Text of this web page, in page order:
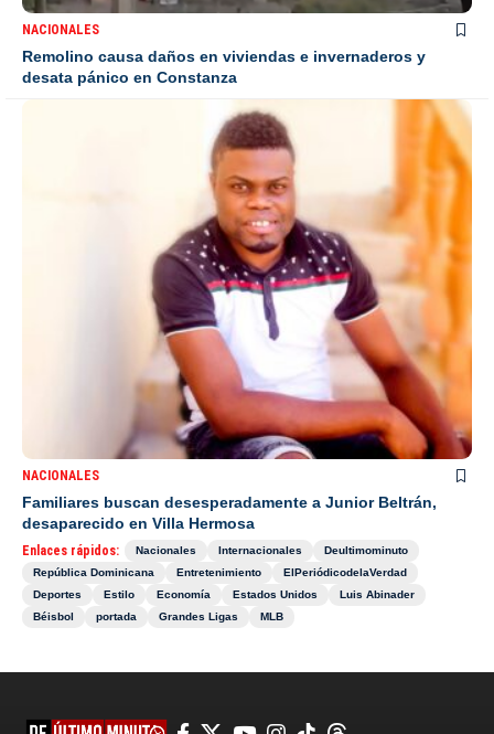
NACIONALES
Remolino causa daños en viviendas e invernaderos y
desata pánico en Constanza
NACIONALES
Familiares buscan desesperadamente a Junior Beltrán,
desaparecido en Villa Hermosa
Enlaces rápidos: Nacionales Internacionales
Deultimominuto
República Dominicana
Entretenimiento
ElPeriódicodelaVerdad
Deportes
Estilo Economía Estados Unidos
Luis Abinader
Béisbol
portada Grandes Ligas MLB